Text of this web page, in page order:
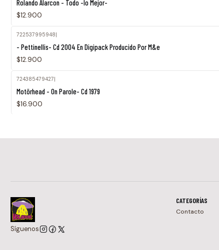
Rolando Alarcon - Todo -lo Mejor-
$12.900
722537995948|
- Pettinellis- Cd 2004 En Digipack Producido Por M&e
$12.900
724385479427|
Motörhead - On Parole- Cd 1979
$16.900
Síguenos
CATEGORÍAS
Contacto